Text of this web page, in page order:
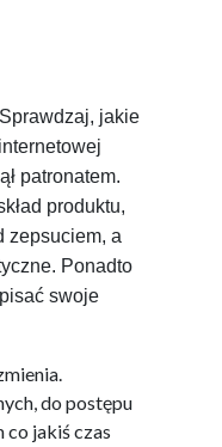
jakie
patronatem.
produktu,
zepsuciem, a
Ponadto
swoje
do postępu
jakiś czas